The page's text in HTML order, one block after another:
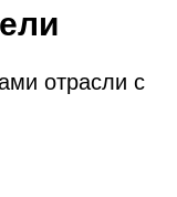
отрасли с